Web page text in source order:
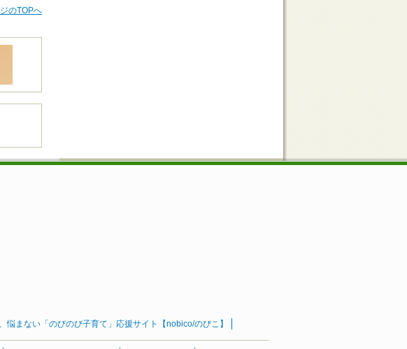
のTOPへ
悩まない「のびのび子育て」応援サイト【nobico/のびこ】